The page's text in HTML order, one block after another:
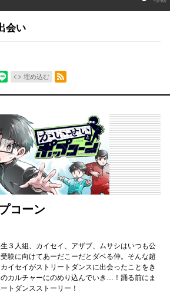
会い
埋め込む
RSSフィード
コーン
３人組、カイセイ、アザブ、ムサシはいつも公
験に向けてあーだこーだとダベる仲。そんな超
イセイがストリートダンスに出会ったことをき
カルチャーにのめり込んでいき…！踊る前にま
トダンスストーリー！